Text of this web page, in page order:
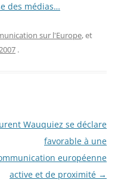
des médias…
sur l'Europe, et
.
Wauquiez se déclare
favorable à une
européenne
active et de proximité →